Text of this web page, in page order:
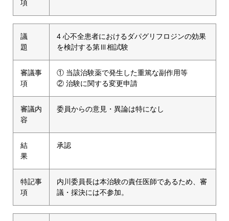
項
議
題
4 心不全患者におけるダパグリフロジンの効果
を検討する第Ⅲ相試験
審議事
項
① 当該治験薬で発生した重篤な副作用等
② 治験に関する変更申請
審議内
容
委員からの意見・異論は特になし
結
果
承認
特記事
項
内川委員長は本治験の責任医師であるため、審
議・採決には不参加。